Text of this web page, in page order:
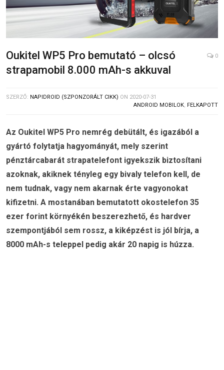
Oukitel WP5 Pro bemutató – olcsó
strapamobil 8.000 mAh-s akkuval
0
SZERZŐ: NAPIDROID (SZPONZORÁLT CIKK) ON 2020-07-31
ANDROID MOBILOK, FELKAPOTT
Az Oukitel WP5 Pro nemrég debütált, és igazából a
gyártó folytatja hagyományát, mely szerint
pénztárcabarát strapatelefont igyekszik biztosítani
azoknak, akiknek tényleg egy bivaly telefon kell, de
nem tudnak, vagy nem akarnak érte vagyonokat
kifizetni. A mostanában bemutatott okostelefon 35
ezer forint környékén beszerezhető, és hardver
szempontjából sem rossz, a kiképzést is jól bírja, a
8000 mAh-s teleppel pedig akár 20 napig is húzza.